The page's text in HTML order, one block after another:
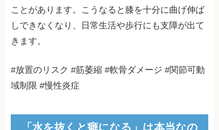
ことがあります。こうなると膝を十分に曲げ伸ば
しできなくなり、日常生活や歩行にも支障が出て
きます。
#放置のリスク #筋萎縮 #軟骨ダメージ #関節可動
域制限 #慢性炎症
「水を抜くと癖になる」は本当なの